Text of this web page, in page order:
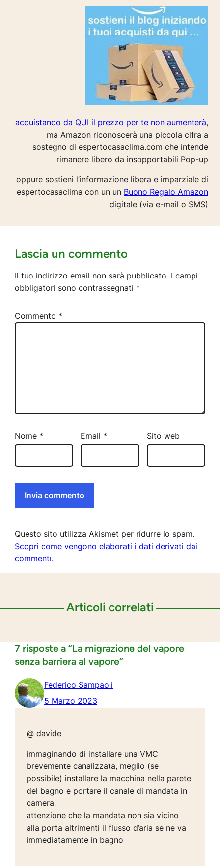
acquistando da QUI il prezzo per te non aumenterà,
ma Amazon riconoscerà una piccola cifra a
sostegno di espertocasaclima.com che intende
rimanere libero da insopportabili Pop-up
oppure sostieni l’informazione libera e imparziale di
espertocasaclima con un un Buono Regalo Amazon
digitale (via e-mail o SMS)
Lascia un commento
Il tuo indirizzo email non sarà pubblicato. I campi
obbligatori sono contrassegnati *
Commento *
Nome * Email * Sito web
Questo sito utilizza Akismet per ridurre lo spam.
Scopri come vengono elaborati i dati derivati dai
commenti.
Articoli correlati
7 risposte a “La migrazione del vapore
senza barriera al vapore”
Federico Sampaoli
5 Marzo 2023
@ davide
immaginando di installare una VMC
brevemente canalizzata, meglio (se
possibile) installare la macchina nella parete
del bagno e portare il canale di mandata in
camera.
attenzione che la mandata non sia vicino
alla porta altrimenti il flusso d’aria se ne va
immediatamente in bagno